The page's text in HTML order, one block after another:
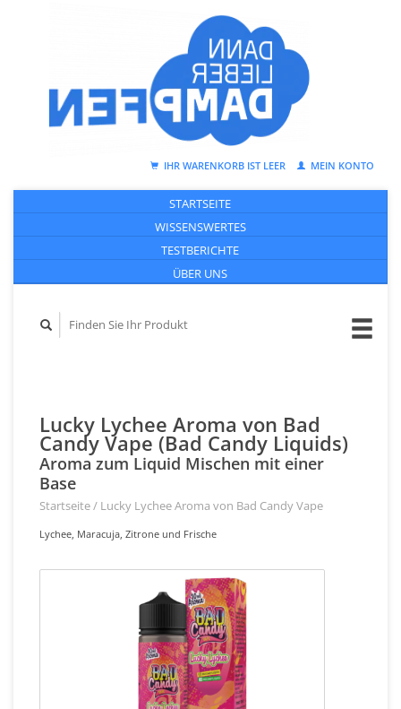
IHR WARENKORB IST LEER MEIN KONTO
STARTSEITE
WISSENSWERTES
TESTBERICHTE
ÜBER UNS
Lucky Lychee Aroma von Bad
Candy Vape (Bad Candy Liquids)
Aroma zum Liquid Mischen mit einer
Base
Startseite/ Lucky Lychee Aroma von Bad Candy Vape
Lychee, Maracuja, Zitrone und Frische